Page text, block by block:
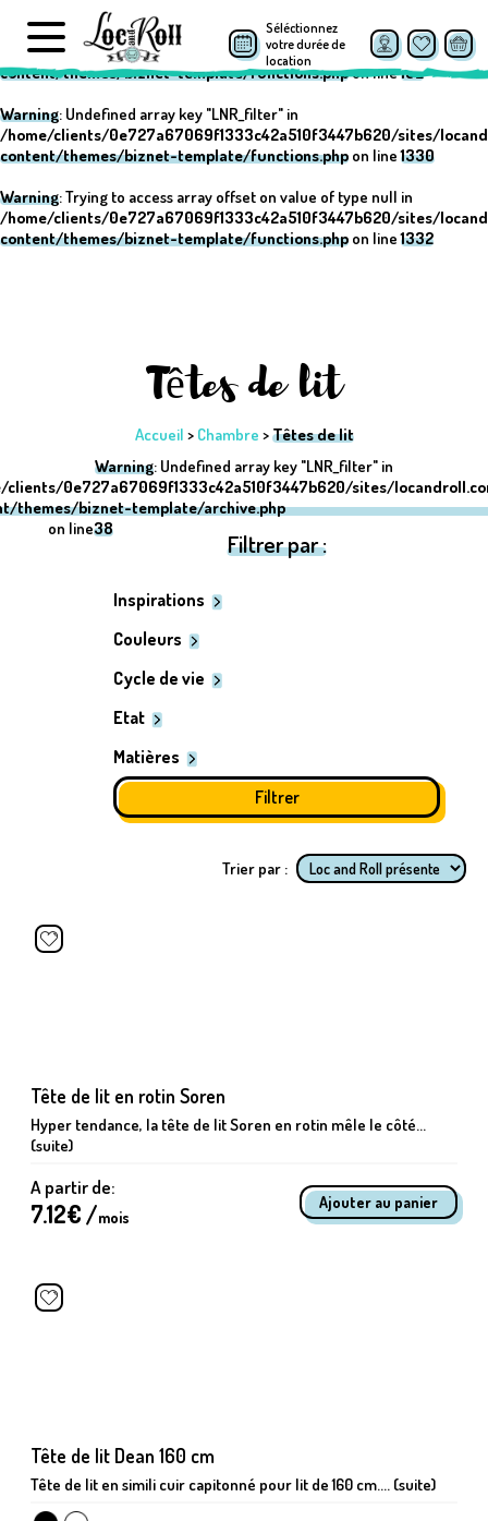
Warning: Undefined array key "post_type" in
/home/clients/0e727a67069f1333c42a510f3447b620/sites/
content/themes/biznet-template/functions.phpon line152
Warning: Undefined array key "LNR_filter" in
/home/clients/0e727a67069f1333c42a510f3447b620/sites/
content/themes/biznet-template/functions.php on line1330
Warning: Trying to access array offset on value of type null in
/home/clients/0e727a67069f1333c42a510f3447b620/sites/
content/themes/biznet-template/functions.php on line1332
Séléctionnez
votre durée de
location
Têtes de lit
Accueil > Chambre >Têtes de lit
Warning: Undefined array key "LNR_filter" in
clients/0e727a67069f1333c42a510f3447b620/sites/
themes/biznet-template/archive.php
on line38
Filtrer par :
Inspirations
Couleurs
Cycle de vie
Etat
Matières
Trier par :
Tête de lit en rotin Soren
Hyper tendance, la tête de lit Soren en rotin mêle le côté...
(suite)
A partir de:
7.12€ /mois
Tête de lit Dean 160 cm
Tête de lit en simili cuir capitonné pour lit de 160 cm.... (suite)